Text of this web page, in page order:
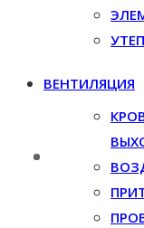
ВЕНТИЛЯЦИЯ